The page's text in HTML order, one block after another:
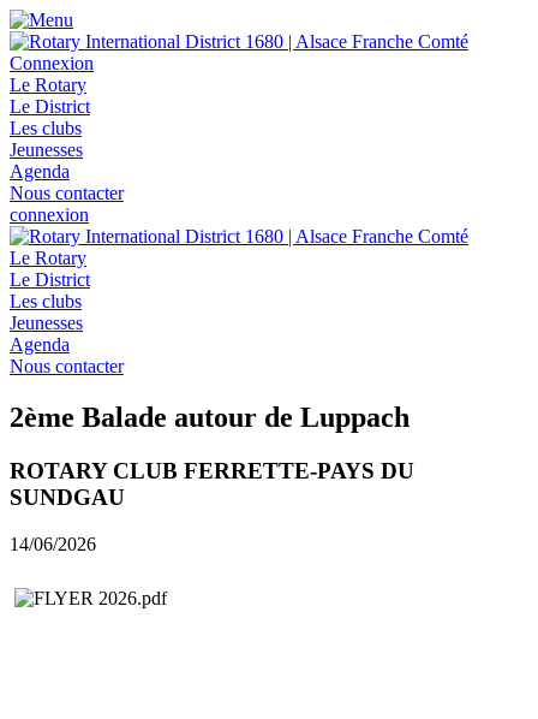
Connexion
Le Rotary
Le District
Les clubs
Jeunesses
Agenda
Nous contacter
connexion
Le Rotary
Le District
Les clubs
Jeunesses
Agenda
Nous contacter
2ème Balade autour de Luppach
ROTARY CLUB FERRETTE-PAYS DU
SUNDGAU
14/06/2026